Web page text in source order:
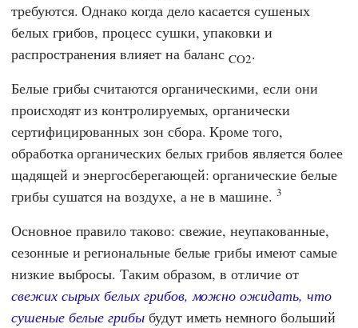
требуются. Однако когда дело касается сушеных
белых грибов, процесс сушки, упаковки и
распространения влияет на балансCO2.
Белые грибы считаются органическими, если они
происходят из контролируемых, органически
сертифицированных зон сбора. Кроме того,
обработка органических белых грибов является более
щадящей и энергосберегающей: органические белые
грибы сушатся на воздухе, а не в машине. 3
Основное правило таково: свежие, неупакованные,
сезонные и региональные белые грибы имеют самые
низкие выбросы. Таким образом, в отличие от
свежих сырых белых грибов, можно ожидать, что
сушеные белые грибыбудут иметь немного больший